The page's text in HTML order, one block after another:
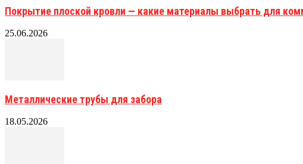
Покрытие плоской кровли — какие материалы выбрать для
25.06.2026
Металлические трубы для забора
18.05.2026